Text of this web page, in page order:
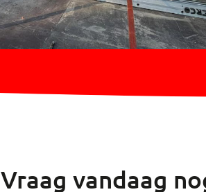
Vraag vandaag